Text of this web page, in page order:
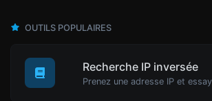
OUTILS POPULAIRES
Recherche IP inversée